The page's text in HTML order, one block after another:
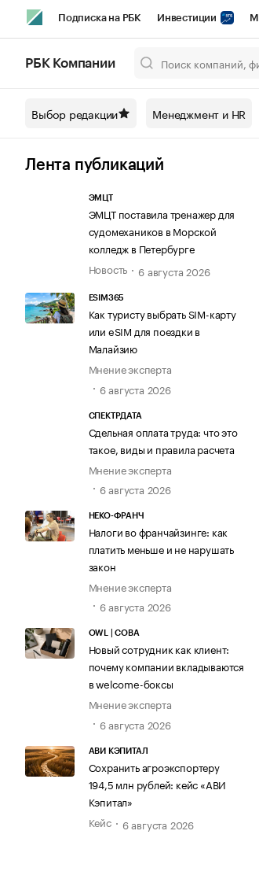
Подписка на РБК Инвестиции
Спецпроекты СПб Конференции СПб
Технологии и медиа
РБК Компании
Выбор редакции Менеджмент и HR
Лента публикаций
ЭМЦТ
ЭМЦТ поставила тренажер для
судомехаников в Морской
колледж в Петербурге
Новость
6 августа 2026
ESIM365
Как туристу выбрать SIM-карту
или eSIM для поездки в
Малайзию
Мнение эксперта
6 августа 2026
СПЕКТРДАТА
Сдельная оплата труда: что это
такое, виды и правила расчета
Мнение эксперта
6 августа 2026
НЕКО-ФРАНЧ
Налоги во франчайзинге: как
платить меньше и не нарушать
закон
Мнение эксперта
6 августа 2026
OWL | СОВА
Новый сотрудник как клиент:
почему компании вкладываются
в welcome-боксы
Мнение эксперта
6 августа 2026
АВИ КЭПИТАЛ
Сохранить агроэкспортеру
194,5 млн рублей: кейс «АВИ
Кэпитал»
Кейс
6 августа 2026